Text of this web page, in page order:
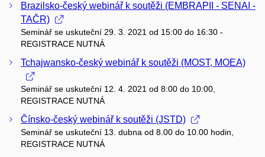
Brazilsko-český webinář k soutěži (EMBRAPII - SENAI -
TAČR)
Seminář se uskuteční 29. 3. 2021 od 15:00 do 16:30 -
REGISTRACE NUTNÁ
Tchajwansko-český webinář k soutěži (MOST, MOEA)
Seminář se uskuteční 12. 4. 2021 od 8:00 do 10:00,
REGISTRACE NUTNÁ
Čínsko-český webinář k soutěži (JSTD)
Seminář se uskuteční 13. dubna od 8.00 do 10.00 hodin,
REGISTRACE NUTNÁ